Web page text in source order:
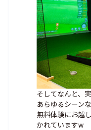
そしてなんと、
あらゆるシーン
無料体験にお越
かれていますw